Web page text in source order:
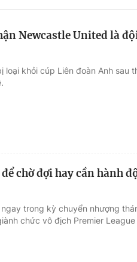
Newcastle United là
loại khỏi cúp Liên đoàn Anh sau
chờ đợi hay cần hành
trong kỳ chuyển nhượng
chức vô địch Premier League